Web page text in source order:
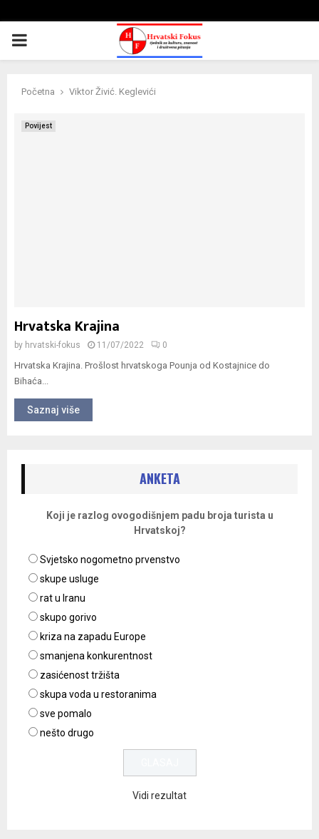
PRIMARY
Početna Viktor Živić. Keglevići
Povijest
Hrvatska Krajina
by hrvatski-fokus 11/07/2022 0
Hrvatska Krajina. Prošlost hrvatskoga Pounja od Kostajnice do
Bihaća...
Saznaj više
ANKETA
Koji je razlog ovogodišnjem padu broja turista u
Hrvatskoj?
Svjetsko nogometno prvenstvo
skupe usluge
rat u Iranu
skupo gorivo
kriza na zapadu Europe
smanjena konkurentnost
zasićenost tržišta
skupa voda u restoranima
sve pomalo
nešto drugo
Vidi rezultat